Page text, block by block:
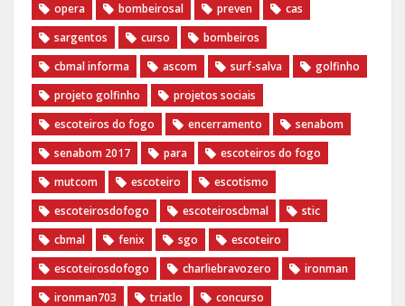
opera
bombeirosal preven
cas
sargentos
curso
bombeiros
cbmal informa
ascom surf-salva
golfinho
projeto golfinho
projetos sociais
escoteiros do fogo
encerramento
senabom
senabom 2017
para
escoteiros do fogo
mutcom
escoteiro
escotismo
escoteirosdofogo
escoteiroscbmal
stic
cbmal
fenix sgo
escoteiro
escoteirosdofogo
charliebravozero
ironman
ironman703
triatlo
concurso